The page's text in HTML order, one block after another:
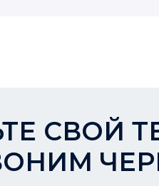
СВОЙ